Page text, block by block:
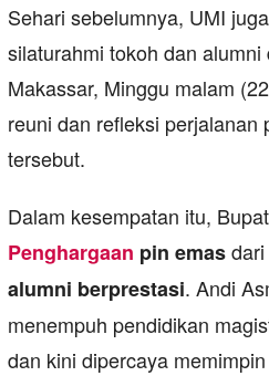
Sehari sebelumnya, UMI
silaturahmi tokoh dan
Makassar, Minggu malam
reuni dan refleksi perjalanan
tersebut.
Dalam kesempatan itu,
Penghargaan pin emas
alumni berprestasi. Andi
menempuh pendidikan
dan kini dipercaya